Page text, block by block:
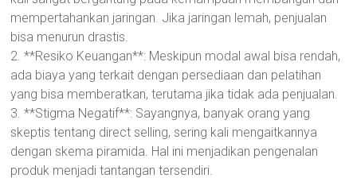
mempertahankan jaringan. Jika jaringan lemah, penjualan
bisa menurun drastis.
2. **Resiko Keuangan**: Meskipun modal awal bisa rendah,
ada biaya yang terkait dengan persediaan dan pelatihan
yang bisa memberatkan, terutama jika tidak ada penjualan.
3. **Stigma Negatif**: Sayangnya, banyak orang yang
skeptis tentang direct selling, sering kali mengaitkannya
dengan skema piramida. Hal ini menjadikan pengenalan
produk menjadi tantangan tersendiri.